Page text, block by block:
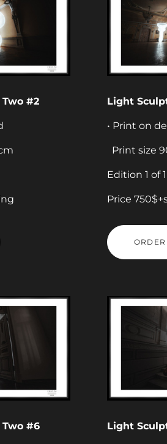
#2 Light
• Print on
Print size
Edition 1 of 1
Price
ORDER
#6 Light